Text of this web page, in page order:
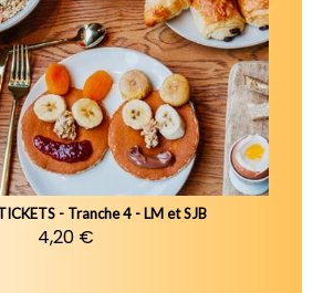
- Tranche 4 - LM et SJB
4,20 €